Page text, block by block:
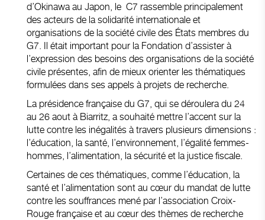
d’Okinawa au Japon, le C7 rassemble principalement
des acteurs de la solidarité internationale et
organisations de la société civile des États membres du
G7. Il était important pour la Fondation d’assister à
l’expression des besoins des organisations de la société
civile présentes, afin de mieux orienter les thématiques
formulées dans ses appels à projets de recherche.
La présidence française du G7, qui se déroulera du 24
au 26 aout à Biarritz, a souhaité mettre l’accent sur la
lutte contre les inégalités à travers plusieurs dimensions :
l’éducation, la santé, l’environnement, l’égalité femmes-
hommes, l’alimentation, la sécurité et la justice fiscale.
Certaines de ces thématiques, comme l’éducation, la
santé et l’alimentation sont au cœur du mandat de lutte
contre les souffrances mené par l’association Croix-
Rouge française et au cœur des thèmes de recherche